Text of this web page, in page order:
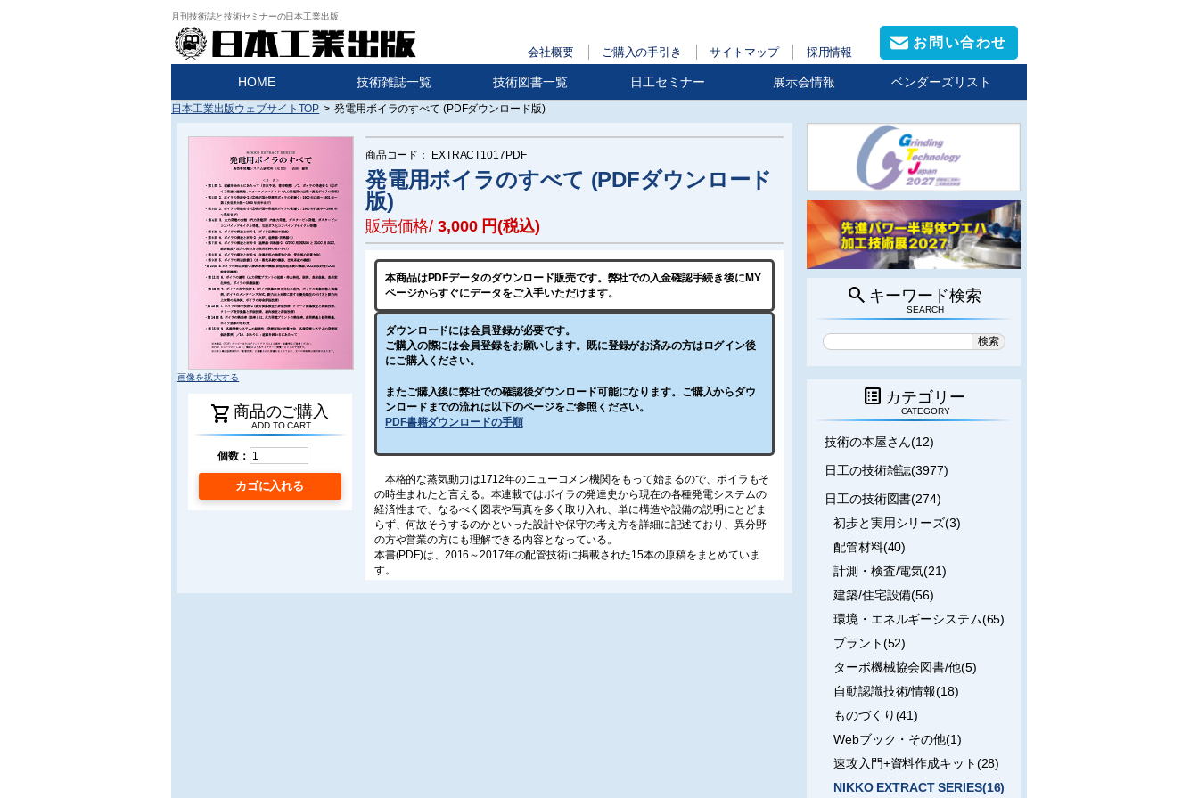
月刊技術誌と技術セミナーの日本工業出版
会社概要 ご購入の手引き サイトマップ 採用情報
お問い合わせ
HOME 技術雑誌一覧 技術図書一覧 日工セミナー 展示会情報 ベンダーズリスト
日本工業出版ウェブサイトTOP > 発電用ボイラのすべて (PDFダウンロード版)
画像を拡大する
shopping_cart 商品のご購入
ADD TO CART
個数：
カゴに入れる
商品コード： EXTRACT1017PDF
発電用ボイラのすべて (PDFダウンロード
版)
販売価格/ 3,000円(税込)
本商品はPDFデータのダウンロード販売です。 弊社での入金確認手続き後にMY
ページからすぐにデータをご入手いただけます。
ダウンロードには会員登録が必要です。
ご購入の際には会員登録をお願いします。既に登録がお済みの方はログイン後
にご購入ください。
またご購入後に弊社での確認後ダウンロード可能になります。ご購入からダウ
ンロードまでの流れは以下のページをご参照ください。
PDF書籍ダウンロードの手順
本格的な蒸気動力は1712年のニューコメン機関をもって始まるので、ボイラもそ
の時生まれたと言える。本連載ではボイラの発達史から現在の各種発電システムの
経済性まで、なるべく図表や写真を多く取り入れ、単に構造や設備の説明にとどま
らず、何故そうするのかといった設計や保守の考え方を詳細に記述ており、異分野
の方や営業の方にも理解できる内容となっている。
本書(PDF)は、2016～2017年の配管技術に掲載された15本の原稿をまとめていま
す。
search キーワード検索
SEARCH
list_alt カテゴリー
CATEGORY
技術の本屋さん(12)
日工の技術雑誌(3977)
日工の技術図書(274)
初歩と実用シリーズ(3)
配管材料(40)
計測・検査/電気(21)
建築/住宅設備(56)
環境・エネルギーシステム(65)
プラント(52)
ターボ機械協会図書/他(5)
自動認識技術/情報(18)
ものづくり(41)
Webブック・その他(1)
速攻入門+資料作成キット(28)
NIKKO EXTRACT SERIES(16)